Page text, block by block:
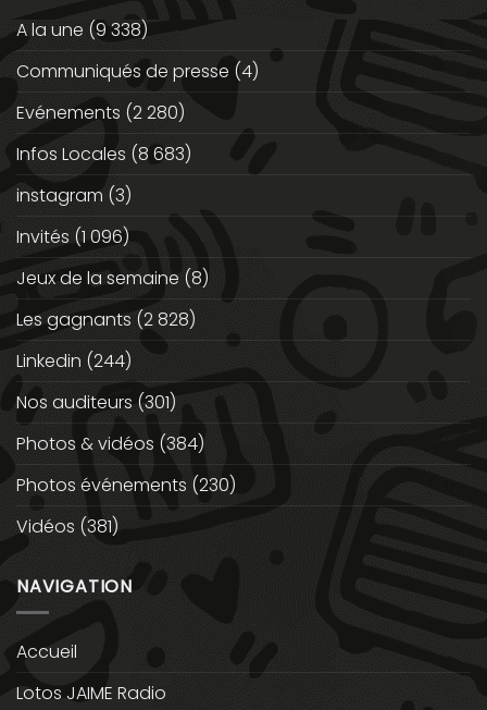
A la une (9 338)
Communiqués de presse (4)
Evénements (2 280)
Infos Locales (8 683)
instagram (3)
Invités (1 096)
Jeux de la semaine (8)
Les gagnants (2 828)
Linkedin (244)
Nos auditeurs (301)
Photos & vidéos (384)
Photos événements (230)
Vidéos (381)
NAVIGATION
Accueil
Lotos JAIME Radio